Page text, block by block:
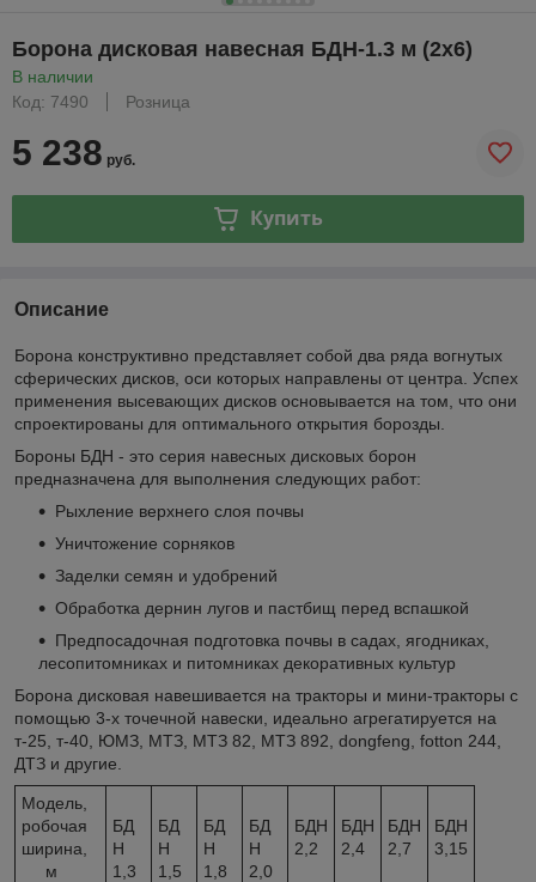
Борона дисковая навесная БДН-1.3 м (2х6)
В наличии
Код: 7490
Розница
5 238 руб.
Купить
Описание
Борона конструктивно представляет собой два ряда вогнутых
сферических дисков, оси которых направлены от центра. Успех
применения высевающих дисков основывается на том, что они
спроектированы для оптимального открытия борозды.
Бороны БДН - это серия навесных дисковых борон
предназначена для выполнения следующих работ:
Рыхление верхнего слоя почвы
Уничтожение сорняков
Заделки семян и удобрений
Обработка дернин лугов и пастбищ перед вспашкой
Предпосадочная подготовка почвы в садах, ягодниках,
лесопитомниках и питомниках декоративных культур
Борона дисковая навешивается на тракторы и мини-тракторы с
помощью 3-х точечной навески, идеально агрегатируется на
т-25, т-40, ЮМЗ, МТЗ, МТЗ 82, МТЗ 892, dongfeng, fotton 244,
ДТЗ и другие.
Модель,
робочая
ширина,
м
БД
Н
1,3
БД
Н
1,5
БД
Н
1,8
БД
Н
2,0
БДН
2,2
БДН
2,4
БДН
2,7
БДН
3,15